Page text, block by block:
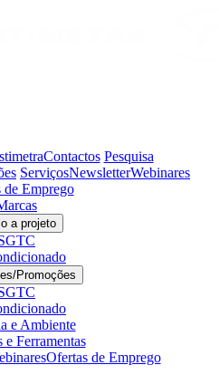
Contactos Pesquisa
ServiçosNewsletterWebinares
de Emprego
a projeto
Promoções
e Ambiente
Ferramentas
Ofertas de Emprego